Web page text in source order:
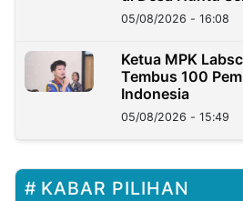
05/08/2026 - 16:08
Ketua MPK
Tembus 100
Indonesia
05/08/2026 - 15:49
KABAR PILIHAN